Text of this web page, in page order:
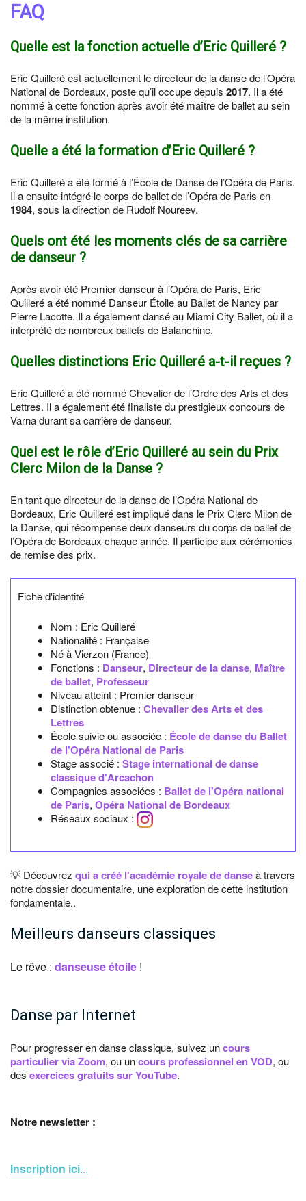
FAQ
Quelle est la fonction actuelle d’Eric Quilleré ?
Eric Quilleré est actuellement le directeur de la danse de l’Opéra
National de Bordeaux, poste qu’il occupe depuis 2017. Il a été
nommé à cette fonction après avoir été maître de ballet au sein
de la même institution.
Quelle a été la formation d’Eric Quilleré ?
Eric Quilleré a été formé à l’École de Danse de l’Opéra de Paris.
Il a ensuite intégré le corps de ballet de l’Opéra de Paris en
1984, sous la direction de Rudolf Noureev.
Quels ont été les moments clés de sa carrière
de danseur ?
Après avoir été Premier danseur à l’Opéra de Paris, Eric
Quilleré a été nommé Danseur Étoile au Ballet de Nancy par
Pierre Lacotte. Il a également dansé au Miami City Ballet, où il a
interprété de nombreux ballets de Balanchine.
Quelles distinctions Eric Quilleré a-t-il reçues ?
Eric Quilleré a été nommé Chevalier de l’Ordre des Arts et des
Lettres. Il a également été finaliste du prestigieux concours de
Varna durant sa carrière de danseur.
Quel est le rôle d’Eric Quilleré au sein du Prix
Clerc Milon de la Danse ?
En tant que directeur de la danse de l’Opéra National de
Bordeaux, Eric Quilleré est impliqué dans le Prix Clerc Milon de
la Danse, qui récompense deux danseurs du corps de ballet de
l’Opéra de Bordeaux chaque année. Il participe aux cérémonies
de remise des prix.
Fiche d'identité
Nom : Eric Quilleré
Nationalité : Française
Né àVierzon (France)
Fonctions : Danseur, Directeur de la danse, Maître
de ballet, Professeur
Niveau atteint : Premier danseur
Distinction obtenue : Chevalier des Arts et des
Lettres
École suivie ou associée : École de danse du Ballet
de l'Opéra National de Paris
Stage associé : Stage international de danse
classique d'Arcachon
Compagnies associées : Ballet de l'Opéra national
de Paris, Opéra National de Bordeaux
Réseaux sociaux :
💡 Découvrez qui a créé l'académie royale de danseà travers
notre dossier documentaire, une exploration de cette institution
fondamentale..
Meilleurs danseurs classiques
Le rêve : danseuse étoile !
Danse par Internet
Pour progresser en danse classique, suivez uncours
particulier via Zoom, ou uncours professionnel en VOD, ou
des exercices gratuits sur YouTube.
Notre newsletter :
Inscription ici...